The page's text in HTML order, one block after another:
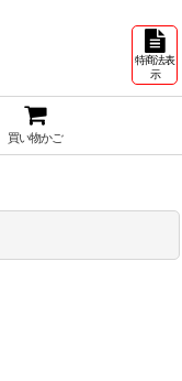
特商法表
示
買い物かご